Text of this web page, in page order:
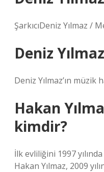
ŞarkıcıDeniz Yılmaz /
Deniz
Deniz Yılmaz’ın müzik
Hakan
kimdir?
İlk evliliğini 1997
Hakan Yılmaz, 2009